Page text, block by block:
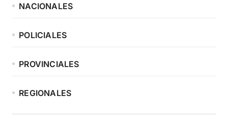
NACIONALES
POLICIALES
PROVINCIALES
REGIONALES